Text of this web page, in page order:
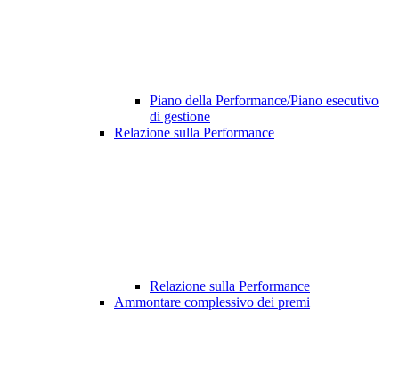
Piano della Performance/Piano esecutivo
di gestione
Relazione sulla Performance
Relazione sulla Performance
Ammontare complessivo dei premi